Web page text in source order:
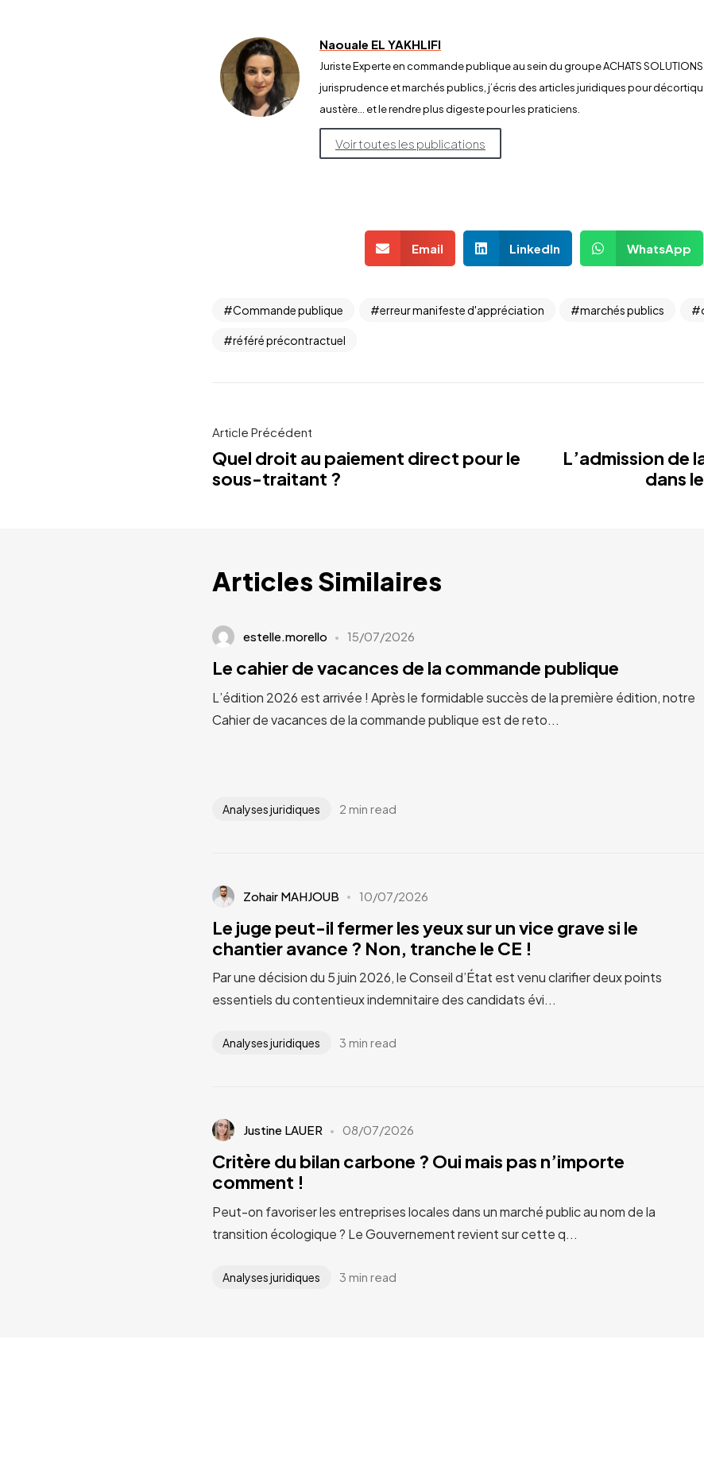
Naouale EL YAKHLIFI
Juriste Experte en commande publique au sein du groupe ACHATS
jurisprudence et marchés publics, j’écris des articles juridiques pour
austère… et le rendre plus digeste pour les praticiens.
Voir toutes les publications
Email LinkedIn WhatsApp
Commande publique erreur manifeste d'appréciation marchés publics
référé précontractuel
Article Précédent
Quel droit au paiement direct pour le
sous-traitant ?
L’admission de
dans
Articles Similaires
estelle.morello 15/07/2026
Le cahier de vacances de la commande publique
L’édition 2026 est arrivée ! Après le formidable succès de la première édition, notre
Cahier de vacances de la commande publique est de reto...
Analyses juridiques 2 min read
Zohair MAHJOUB 10/07/2026
Le juge peut-il fermer les yeux sur un vice grave si le
chantier avance ? Non, tranche le CE !
Par une décision du 5 juin 2026, le Conseil d’État est venu clarifier deux points
essentiels du contentieux indemnitaire des candidats évi...
Analyses juridiques 3 min read
Justine LAUER 08/07/2026
Critère du bilan carbone ? Oui mais pas n’importe
comment !
Peut-on favoriser les entreprises locales dans un marché public au nom de la
transition écologique ? Le Gouvernement revient sur cette q...
Analyses juridiques 3 min read